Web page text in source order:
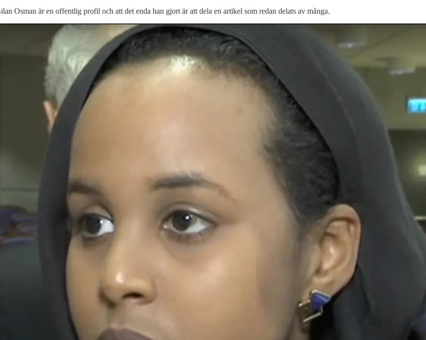
Osman är en offentlig profil och att det enda han gjort är att dela en artikel som redan delats av många.